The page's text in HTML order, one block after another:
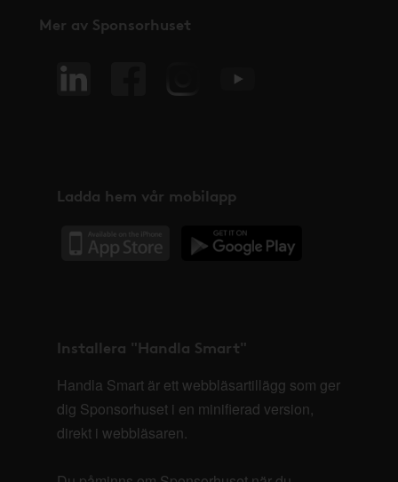
Mer av Sponsorhuset
Ladda hem vår mobilapp
Installera "Handla Smart"
Handla Smart är ett webbläsartillägg som ger
dig Sponsorhuset i en minifierad version,
direkt i webbläsaren.